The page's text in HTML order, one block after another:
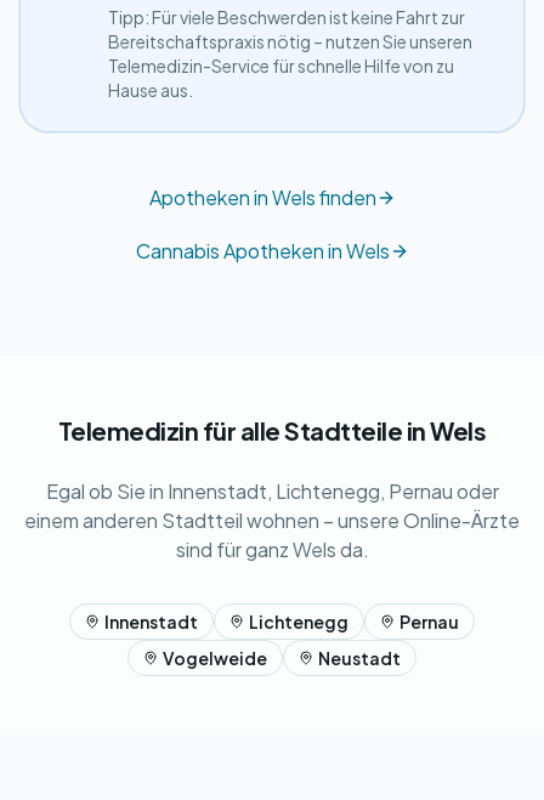
Tipp: Für viele Beschwerden ist keine Fahrt zur
Bereitschaftspraxis nötig – nutzen Sie unseren
Telemedizin-Service für schnelle Hilfe von zu
Hause aus.
Apotheken in Wels finden
Cannabis Apotheken in Wels
Telemedizin für alle Stadtteile in Wels
Egal ob Sie in Innenstadt, Lichtenegg, Pernau oder
einem anderen Stadtteil wohnen – unsere Online-Ärzte
sind für ganz Wels da.
Innenstadt Lichtenegg
Pernau
Vogelweide
Neustadt